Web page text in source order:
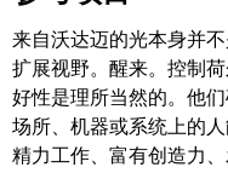
来自沃达迈的光本身并
扩展视野。醒来。控制
好性是理所当然的。他
场所、机器或系统上的
精力工作、富有创造力